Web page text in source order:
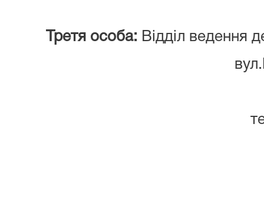
Третя особа: Відділ ведення